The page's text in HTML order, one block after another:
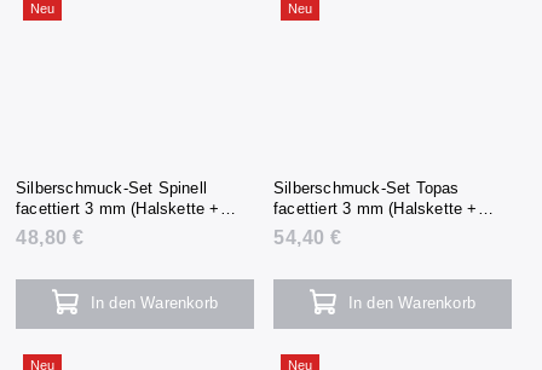
Neu
Silberschmuck-Set Spinell
facettiert 3 mm (Halskette +
Armband + Ohrringe)
48,80 €
In den Warenkorb
Neu
Silberschmuck-Set Topas
facettiert 3 mm (Halskette +
Armband + Ohrringe)
54,40 €
In den Warenkorb
Neu Neu